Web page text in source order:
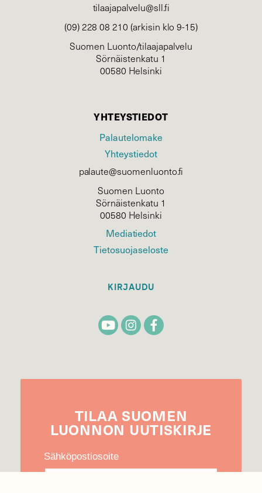
tilaajapalvelu@sll.fi
(09) 228 08 210 (arkisin klo 9-15)
Suomen Luonto/tilaajapalvelu
Sörnäistenkatu 1
00580 Helsinki
YHTEYSTIEDOT
Palautelomake
Yhteystiedot
palaute@suomenluonto.fi
Suomen Luonto
Sörnäistenkatu 1
00580 Helsinki
Mediatiedot
Tietosuojaseloste
KIRJAUDU
TILAA SUOMEN
LUONNON UUTIS­KIRJE
Sähköpostiosoite